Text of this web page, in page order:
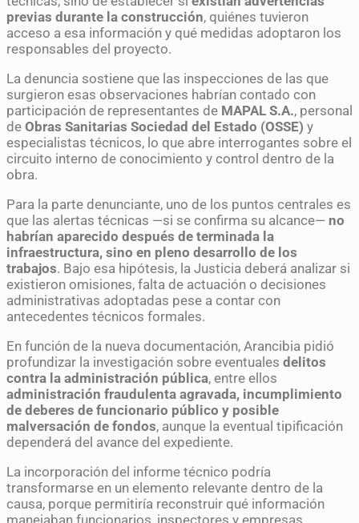
previas durante la construcción, quiénes tuvieron
acceso a esa información y qué medidas adoptaron los
responsables del proyecto.
La denuncia sostiene que las inspecciones de las que
surgieron esas observaciones habrían contado con
participación de representantes de MAPAL S.A., personal
de Obras Sanitarias Sociedad del Estado (OSSE) y
especialistas técnicos, lo que abre interrogantes sobre el
circuito interno de conocimiento y control dentro de la
obra.
Para la parte denunciante, uno de los puntos centrales es
que las alertas técnicas —si se confirma su alcance— no
habrían aparecido después de terminada la
infraestructura, sino en pleno desarrollo de los
trabajos. Bajo esa hipótesis, la Justicia deberá analizar si
existieron omisiones, falta de actuación o decisiones
administrativas adoptadas pese a contar con
antecedentes técnicos formales.
En función de la nueva documentación, Arancibia pidió
profundizar la investigación sobre eventuales delitos
contra la administración pública, entre ellos
administración fraudulenta agravada, incumplimiento
de deberes de funcionario público y posible
malversación de fondos, aunque la eventual tipificación
dependerá del avance del expediente.
La incorporación del informe técnico podría
transformarse en un elemento relevante dentro de la
causa, porque permitiría reconstruir qué información